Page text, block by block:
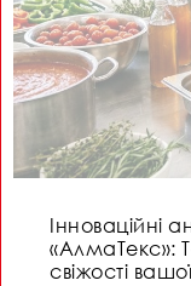
Інноваційні
«АлмаТекс»:
свіжості